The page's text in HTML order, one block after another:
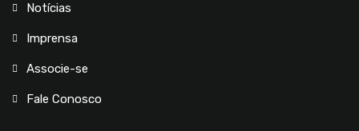
Notícias
Imprensa
Associe-se
Fale Conosco